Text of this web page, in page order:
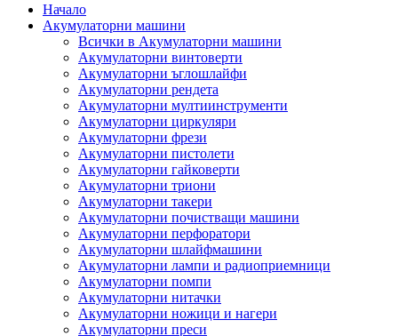
Начало
Акумулаторни машини
Всички в Акумулаторни машини
Акумулаторни винтоверти
Акумулаторни ъглошлайфи
Акумулаторни рендета
Акумулаторни мултиинструменти
Акумулаторни циркуляри
Акумулаторни фрези
Акумулаторни пистолети
Акумулаторни гайковерти
Акумулаторни триони
Акумулаторни такери
Акумулаторни почистващи машини
Акумулаторни перфоратори
Акумулаторни шлайфмашини
Акумулаторни лампи и радиоприемници
Акумулаторни помпи
Акумулаторни нитачки
Акумулаторни ножици и нагери
Акумулаторни преси